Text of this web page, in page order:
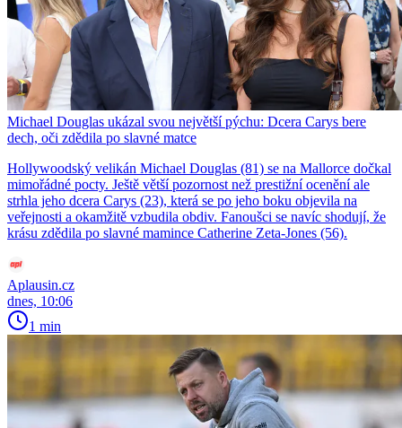
Michael Douglas ukázal svou největší pýchu: Dcera Carys bere
dech, oči zdědila po slavné matce
Hollywoodský velikán Michael Douglas (81) se na Mallorce dočkal
mimořádné pocty. Ještě větší pozornost než prestižní ocenění ale
strhla jeho dcera Carys (23), která se po jeho boku objevila na
veřejnosti a okamžitě vzbudila obdiv. Fanoušci se navíc shodují, že
krásu zdědila po slavné mamince Catherine Zeta-Jones (56).
Aplausin.cz
dnes, 10:06
1 min